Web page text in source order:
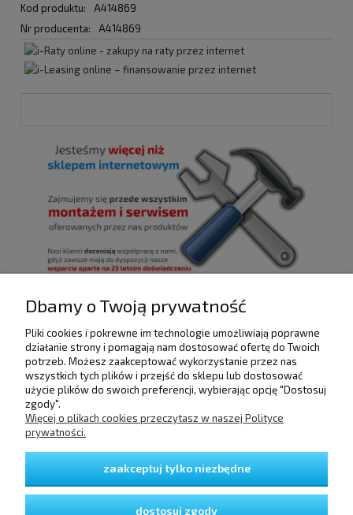
Kod produktu:
A414869
Nr producenta:
A414869
POMOC
DOSTAWA I PŁATNOŚCI
GWARANCJA I ZWROTY
Dbamy o Twoją prywatność
Pliki cookies i pokrewne im technologie umożliwiają poprawne
działanie strony i pomagają nam dostosować ofertę do Twoich
potrzeb. Możesz zaakceptować wykorzystanie przez nas
wszystkich tych plików i przejść do sklepu lub dostosować
użycie plików do swoich preferencji, wybierając opcję "Dostosuj
zgody".
Więcej o plikach cookies przeczytasz w naszej Polityce
prywatności.
zaakceptuj tylko niezbędne
dostosuj zgody